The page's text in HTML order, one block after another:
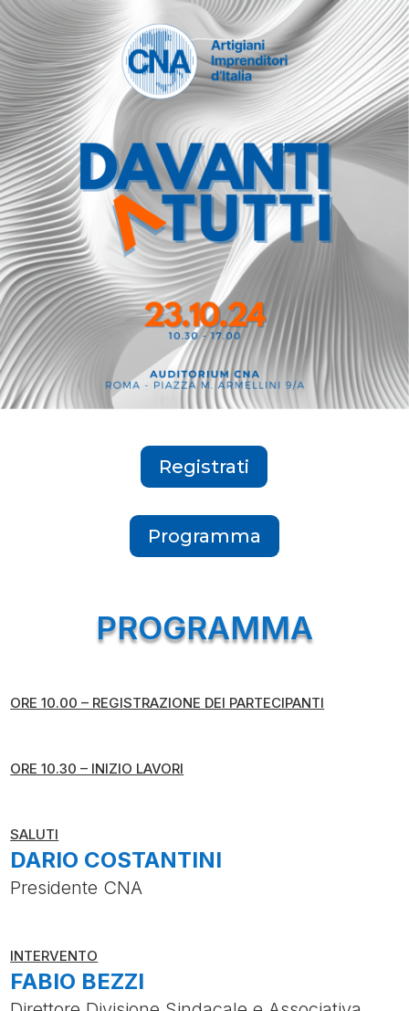
Registrati
Programma
PROGRAMMA
ORE 10.00 – REGISTRAZIONE DEI PARTECIPANTI
ORE 10.30 – INIZIO LAVORI
SALUTI
DARIO COSTANTINI
Presidente CNA
INTERVENTO
FABIO BEZZI